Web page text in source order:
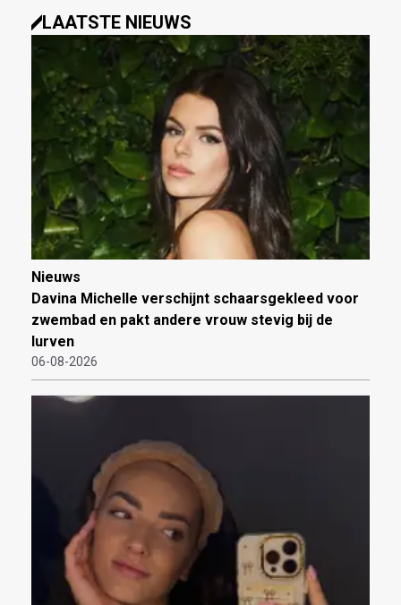
LAATSTE NIEUWS
Nieuws
Davina Michelle verschijnt schaarsgekleed voor
zwembad en pakt andere vrouw stevig bij de
lurven
06-08-2026